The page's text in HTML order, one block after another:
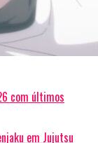
no
com últimos
em Jujutsu